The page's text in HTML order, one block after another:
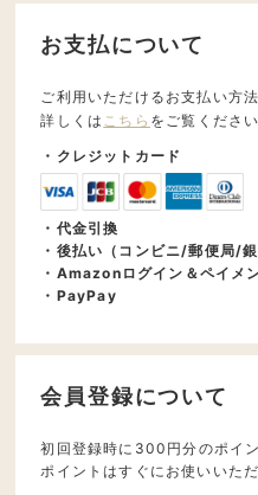
お支払について
ご利用いただけるお支払い方
詳しくは こちら をご覧ください
・クレジットカード
・代金引換
・後払い（コンビニ/郵便局/銀
・Amazonログイン＆ペイメ
・PayPay
会員登録について
初回登録時に300円分のポイ
ポイントはすぐにお使いいた